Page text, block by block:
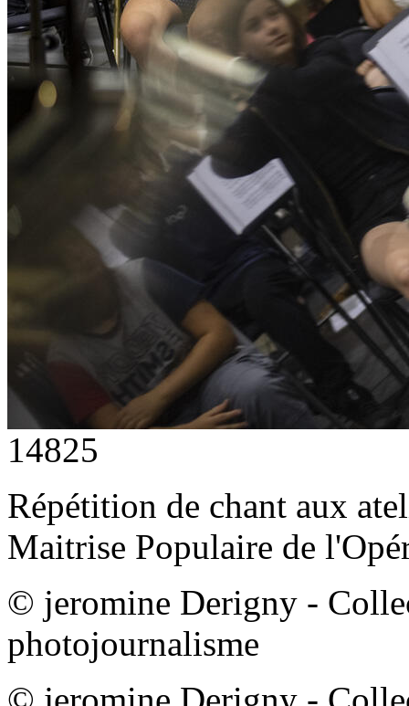
14825
Répétition de chant aux
Maitrise Populaire de
© jeromine Derigny -
photojournalisme